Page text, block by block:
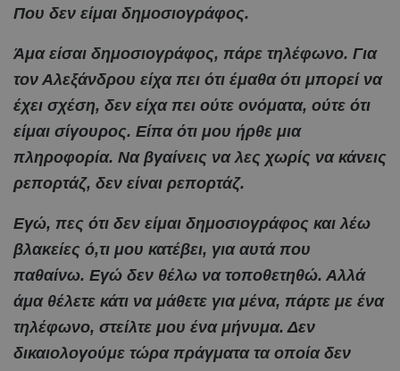
Που δεν είμαι δημοσιογράφος.
Άμα είσαι δημοσιογράφος, πάρε τηλέφωνο. Για
τον Αλεξάνδρου είχα πει ότι έμαθα ότι μπορεί να
έχει σχέση, δεν είχα πει ούτε ονόματα, ούτε ότι
είμαι σίγουρος. Είπα ότι μου ήρθε μια
πληροφορία. Να βγαίνεις να λες χωρίς να κάνεις
ρεπορτάζ, δεν είναι ρεπορτάζ.
Εγώ, πες ότι δεν είμαι δημοσιογράφος και λέω
βλακείες ό,τι μου κατέβει, για αυτά που
παθαίνω. Εγώ δεν θέλω να τοποθετηθώ. Αλλά
άμα θέλετε κάτι να μάθετε για μένα, πάρτε με ένα
τηλέφωνο, στείλτε μου ένα μήνυμα. Δεν
δικαιολογούμε τώρα πράγματα τα οποία δεν